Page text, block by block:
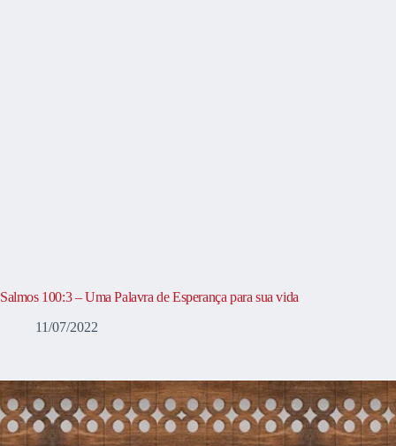
Salmos 100:3 – Uma Palavra de Esperança para sua vida
11/07/2022